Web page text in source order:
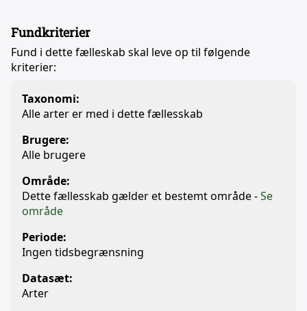
Fundkriterier
Fund i dette fælleskab skal leve op til følgende
kriterier:
Taxonomi:
Alle arter er med i dette fællesskab
Brugere:
Alle brugere
Område:
Dette fællesskab gælder et bestemt område -Se
område
Periode:
Ingen tidsbegrænsning
Datasæt:
Arter